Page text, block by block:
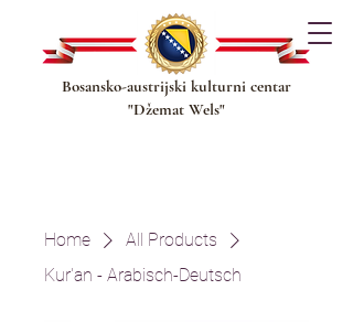
Bosansko-austrijski kulturni centar
"Džemat Wels"
Home
All Products
Kur'an - Arabisch-Deutsch